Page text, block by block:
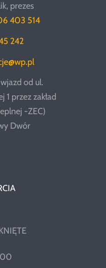
prezes
403 514
242
od ul.
1 przez zakład
-ZEC)
Dwór